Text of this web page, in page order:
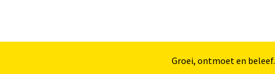
Groei, ontmoet en beleef.